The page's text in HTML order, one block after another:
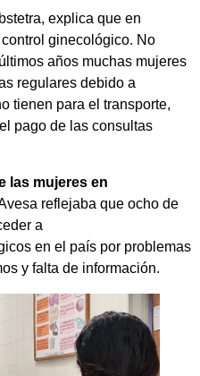
explica que en
ginecológico. No
años muchas mujeres
regulares debido a
tienen para el transporte,
pago de las consultas
las mujeres en
reflejaba que ocho de
a
en el país por problemas
y falta de información.